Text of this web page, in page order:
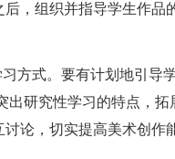
，组织并指导学生作品
方式。要有计划地引导
出研究性学习的特点，
论，切实提高美术创作